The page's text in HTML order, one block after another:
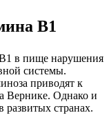
В1
в пище нарушения
системы.
приводят к
Вернике. Однако и
развитых странах.